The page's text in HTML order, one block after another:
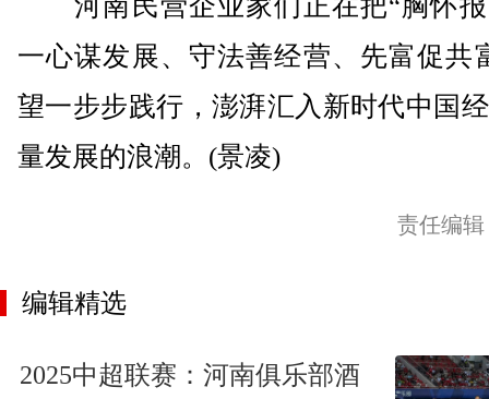
河南民营企业家们正在把“胸怀报
一心谋发展、守法善经营、先富促共
望一步步践行，澎湃汇入新时代中国
量发展的浪潮。(景凌)
责任编
编辑精选
2025中超联赛：河南俱乐部酒